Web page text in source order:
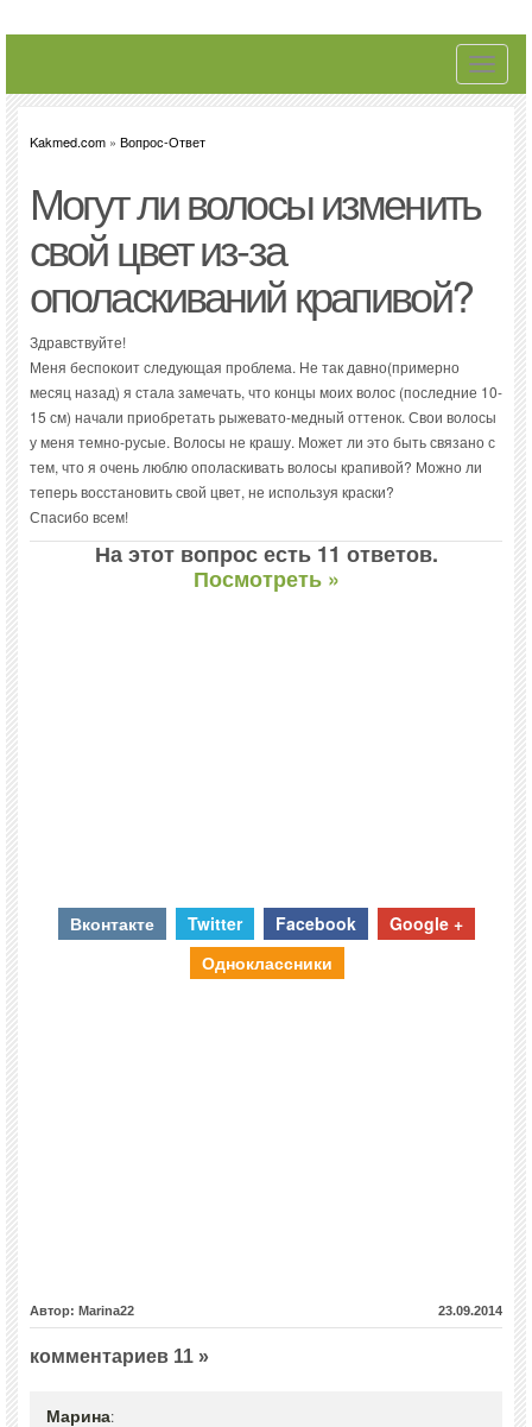
Toggle
Kakmed.com » Вопрос-Ответ
Могут ли волосы изменить
свой цвет из-за
ополаскиваний крапивой?
Здравствуйте!
Меня беспокоит следующая проблема. Не так давно(примерно
месяц назад) я стала замечать, что концы моих волос (последние 10-
15 см) начали приобретать рыжевато-медный оттенок. Свои волосы
у меня темно-русые. Волосы не крашу. Может ли это быть связано с
тем, что я очень люблю ополаскивать волосы крапивой? Можно ли
теперь восстановить свой цвет, не используя краски?
Спасибо всем!
На этот вопрос есть 11 ответов.
Посмотреть »
Вконтакте Twitter Facebook
Google +
Одноклассники
Автор: Marina22 23.09.2014
комментариев 11 »
Марина: